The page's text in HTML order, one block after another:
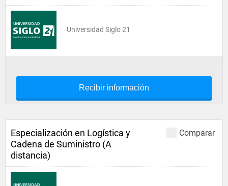
Universidad Siglo 21
Recibir información
Comparar
Especialización en Logística y
Cadena de Suministro (A
distancia)